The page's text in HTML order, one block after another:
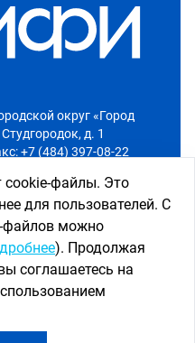
округ «Город
д. 1
+7 (484) 397-08-22
сайта возможно
на
cookie-файлы. Это
для пользователей. С
файлов можно
). Продолжая
соглашаетесь на